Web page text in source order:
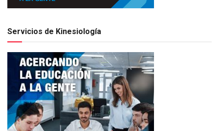
Servicios de Kinesiología